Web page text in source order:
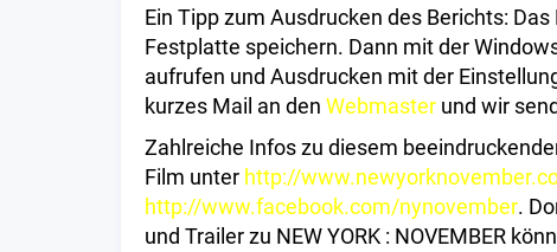
Ein Tipp zum Ausdrucken des Berichts:
Festplatte speichern. Dann mit der
aufrufen und Ausdrucken mit der
kurzes Mail an den Webmaster und wir
Zahlreiche Infos zu diesem
Film unter http://
http://www.facebook.com/nynovember.
und Trailer zu NEW YORK : NOVEMBER